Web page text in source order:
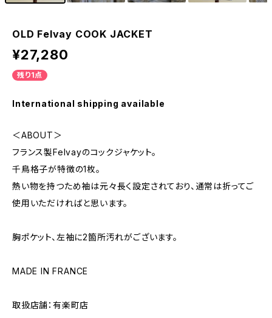
OLD Felvay COOK JACKET
¥27,280
残り1点
International shipping available
＜ABOUT＞
フランス製Felvayのコックジャケット。
千鳥格子が特徴の1枚。
熱い物を持つため袖は元々長く設定されており、通常は折ってご
使用いただければと思います。
胸ポケット、左袖に2箇所汚れがございます。
MADE IN FRANCE
取扱店舗：有楽町店